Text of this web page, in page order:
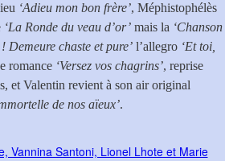
‘Adieu mon bon frère’, Méphistophélès
‘La Ronde du veau d’or’ mais la ‘Chanson
! Demeure chaste et pure’ l’allegro ‘Et toi,
romance ‘Versez vos chagrins’, reprise
et Valentin revient à son air original
de nos aïeux’.